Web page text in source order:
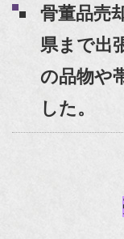
骨董品売
県まで出
の品物や
した。